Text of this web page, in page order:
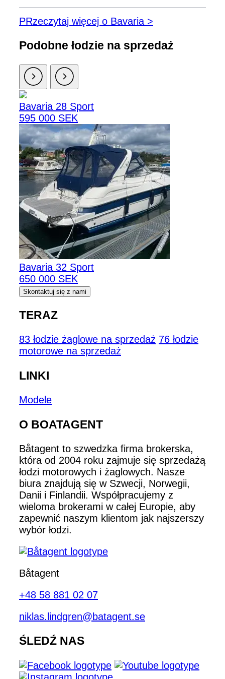
PRzeczytaj więcej o Bavaria >
Podobne łodzie na sprzedaż
Bavaria 28 Sport
595 000 SEK
Bavaria 32 Sport
650 000 SEK
Skontaktuj się z nami
TERAZ
83 łodzie żaglowe na sprzedaż 76 łodzie
motorowe na sprzedaż
LINKI
Modele
O BOATAGENT
Båtagent to szwedzka firma brokerska,
która od 2004 roku zajmuje się sprzedażą
łodzi motorowych i żaglowych. Nasze
biura znajdują się w Szwecji, Norwegii,
Danii i Finlandii. Współpracujemy z
wieloma brokerami w całej Europie, aby
zapewnić naszym klientom jak najszerszy
wybór łodzi.
Båtagent
+48 58 881 02 07
niklas.lindgren@batagent.se
ŚLEDŹ NAS